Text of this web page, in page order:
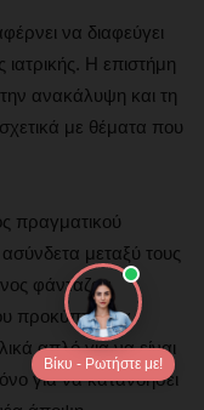
να διαφεύγει
Η επιστήμη
ανακάλυψη και τη
με θέματα που
πραγματικού
μεταξύ τους
φάνταζαν
προκύπτει μια
απλό για να είναι
για να κατανοήσει
Βίκυ - Ρωτήστε με!